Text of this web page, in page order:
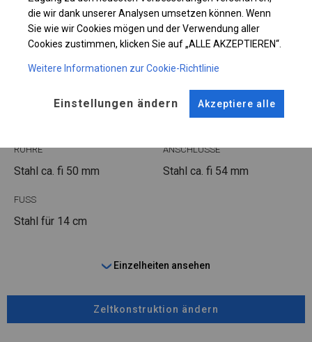
Plane ändern
KONSTRUKTION
WINTER
ROHRE
Stahl ca. fi 50 mm
ANSCHLÜSSE
Stahl ca. fi 54 mm
FUSS
Stahl für 14 cm
Einzelheiten ansehen
Zeltkonstruktion ändern
die wir dank unserer Analysen umsetzen können. Wenn
Sie wie wir Cookies mögen und der Verwendung aller
Cookies zustimmen, klicken Sie auf „ALLE AKZEPTIEREN“.
Weitere Informationen zur Cookie-Richtlinie
Einstellungen ändern Akzeptiere alle